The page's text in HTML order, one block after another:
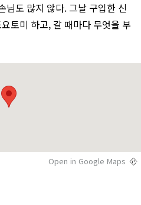
님도 많지 않다. 그날 구입한 신
토미 하고, 갈 때마다 무엇을 부
Open in Google Maps